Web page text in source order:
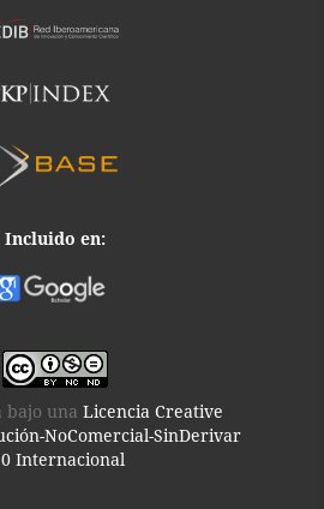
Incluido en:
bajo una Licencia Creative
NoComercial-SinDerivar
Internacional